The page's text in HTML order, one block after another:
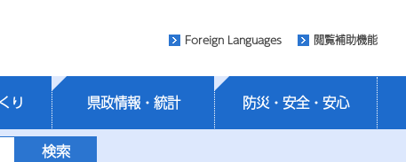
Foreign Languages 閲覧補助機能
り 県政情報・統計 防災・安全・安心